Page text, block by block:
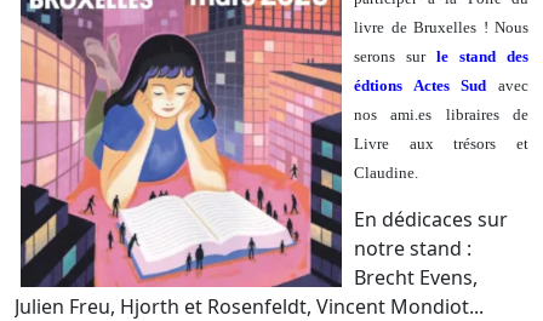
livre de Bruxelles ! Nous
serons sur le stand des
édtions Actes Sud avec
nos ami.es libraires de
Livre aux trésors et
Claudine.
En dédicaces sur
notre stand :
Brecht Evens,
Julien Freu, Hjorth et Rosenfeldt, Vincent Mondiot...